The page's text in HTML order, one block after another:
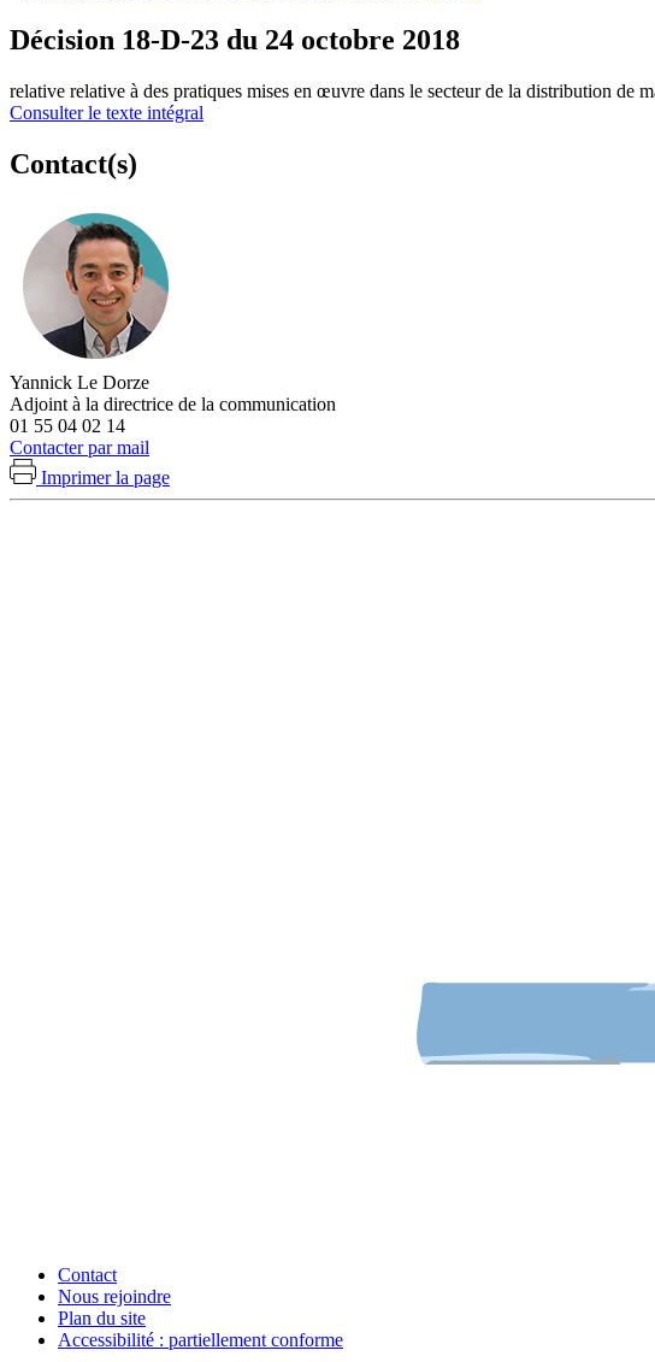
Décision 18-D-23 du 24 octobre 2018
relative relative à des pratiques mises en œuvre dans le secteur de la distribution de
Consulter le texte intégral
Contact(s)
Yannick Le Dorze
Adjoint à la directrice de la communication
01 55 04 02 14
Contacter par mail
Imprimer la page
Contact
Nous rejoindre
Plan du site
Accessibilité : partiellement conforme